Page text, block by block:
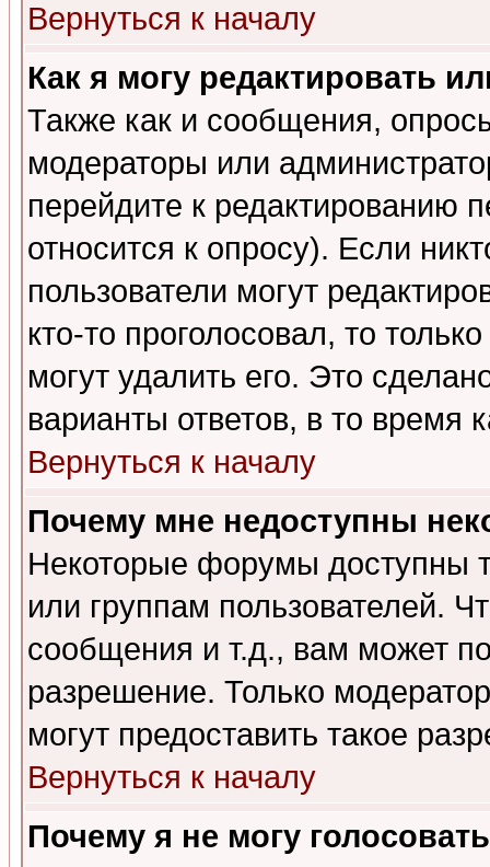
Вернуться к началу
Как я могу редактировать
Также как и сообщения,
модераторы или
перейдите к редактированию
относится к опросу). Если
пользователи могут
кто-то проголосовал, то
могут удалить его. Это
варианты ответов, в то время
Вернуться к началу
Почему мне недоступны
Некоторые форумы доступны
или группам пользователей.
сообщения и т.д., вам может
разрешение. Только
могут предоставить такое
Вернуться к началу
Почему я не могу